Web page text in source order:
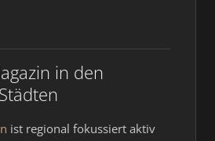
in den
ist regional fokussiert aktiv